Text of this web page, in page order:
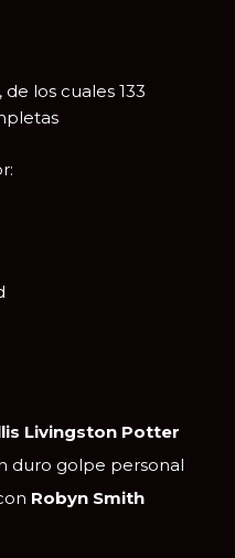
, de los cuales 133
Livingston Potter
duro golpe personal
Robyn Smith